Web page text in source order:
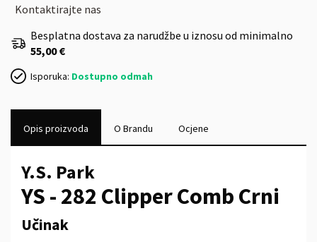
Kontaktirajte nas
Besplatna dostava za narudžbe u iznosu od minimalno
55,00 €
Isporuka: Dostupno odmah
Opis proizvoda O Brandu Ocjene
Y.S. Park
YS - 282 Clipper Comb Crni
Učinak